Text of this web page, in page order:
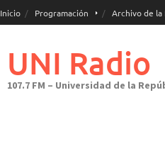
Inicio Programación Archivo de la
UNI Radio
107.7 FM – Universidad de la